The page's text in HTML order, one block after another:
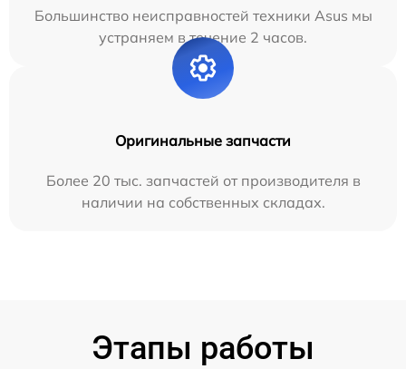
Большинство неисправностей техники Asus мы
устраняем в течение 2 часов.
Оригинальные запчасти
Более 20 тыс. запчастей от производителя в
наличии на собственных складах.
Этапы работы